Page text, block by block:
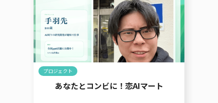
プロジェクト
あなたとコンビに！恋AIマート